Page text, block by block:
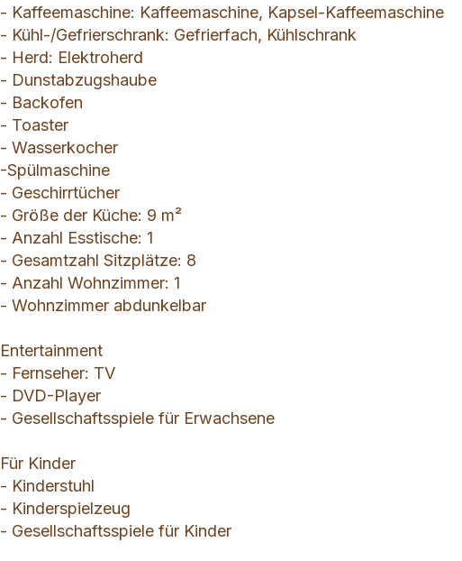
- Kaffeemaschine: Kaffeemaschine, Kapsel-Kaffeemaschine
- Kühl-/Gefrierschrank: Gefrierfach, Kühlschrank
- Herd: Elektroherd
- Dunstabzugshaube
- Backofen
- Toaster
- Wasserkocher
-Spülmaschine
- Geschirrtücher
- Größe der Küche: 9 m²
- Anzahl Esstische: 1
- Gesamtzahl Sitzplätze: 8
- Anzahl Wohnzimmer: 1
- Wohnzimmer abdunkelbar
Entertainment
- Fernseher: TV
- DVD-Player
- Gesellschaftsspiele für Erwachsene
Für Kinder
- Kinderstuhl
- Kinderspielzeug
- Gesellschaftsspiele für Kinder